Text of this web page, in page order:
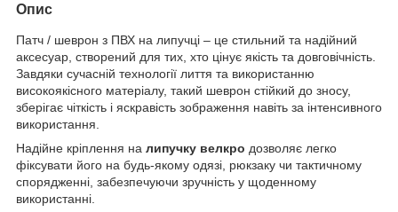
Опис
Патч / шеврон з ПВХ на липучці – це стильний та надійний
аксесуар, створений для тих, хто цінує якість та довговічність.
Завдяки сучасній технології лиття та використанню
високоякісного матеріалу, такий шеврон стійкий до зносу,
зберігає чіткість і яскравість зображення навіть за інтенсивного
використання.
Надійне кріплення на липучку велкро дозволяє легко
фіксувати його на будь-якому одязі, рюкзаку чи тактичному
спорядженні, забезпечуючи зручність у щоденному
використанні.